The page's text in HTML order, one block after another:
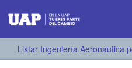
Listar Ingeniería Aeronáutica